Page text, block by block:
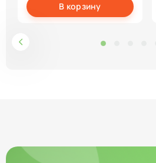
В корзину